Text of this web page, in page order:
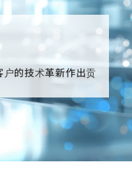
的技术革新作出贡